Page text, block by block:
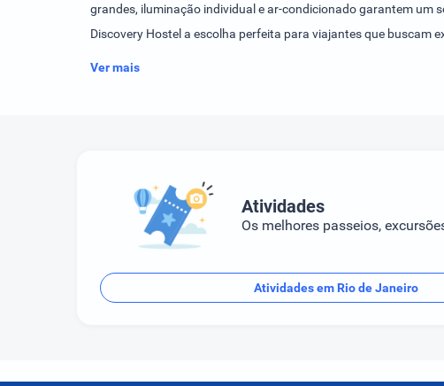
grandes, iluminação individual e ar-condicionado garantem um
Discovery Hostel a escolha perfeita para viajantes que buscam
Ver mais
Atividades
Os melhores passeios,
Atividades em Rio de Janeiro